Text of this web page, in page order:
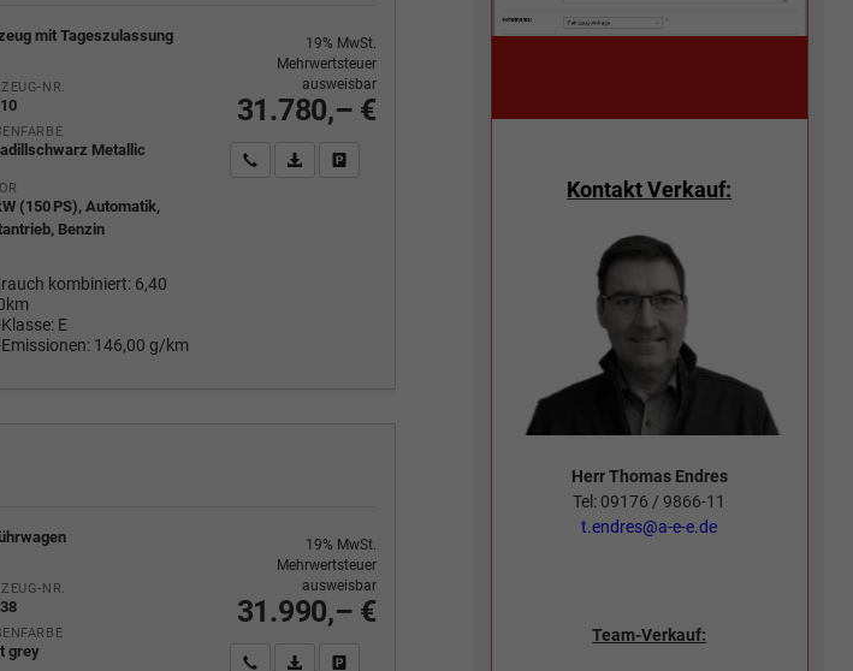
mit Tageszulassung
NR.
Metallic
(150 PS), Automatik,
Benzin
kombiniert: 6,40
E
146,00 g/km
31.780,– €
19% MwSt.
Mehrwertsteuer
ausweisbar
Wir rufen Sie anPDF-Fahrzeugexposé drucken
NR.
grey
31.990,– €
19% MwSt.
Mehrwertsteuer
ausweisbar
Wir rufen Sie anPDF-Fahrzeugexposé drucken
Kontakt Verkauf:
Herr Thomas Endres
Tel: 09176 / 9866-11
t.endres@a-e-e.de
Team-Verkauf: